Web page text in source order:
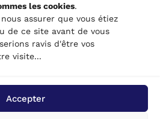
les cookies.
assurer que vous étiez
de ce site avant de vous
ravis d'être vos
visite...
Accepter
pour l’appel n’est pas
et arrêter tout travail jusqu’à
soit payée est
Soyez juste clair pour que
vous appartient de les